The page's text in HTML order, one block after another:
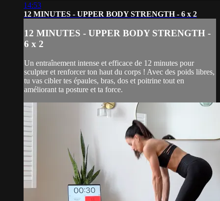
14:53
12 MINUTES - UPPER BODY STRENGTH - 6 x 2
12 MINUTES - UPPER BODY STRENGTH -
6 x 2
Un entraînement intense et efficace de 12 minutes pour
sculpter et renforcer ton haut du corps ! Avec des poids libres,
tu vas cibler tes épaules, bras, dos et poitrine tout en
améliorant ta posture et ta force.